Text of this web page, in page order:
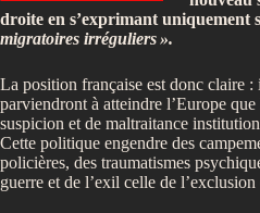
droite en s’exprimant uniquement
migratoires irréguliers».
La position française est donc claire
parviendront à atteindre l’Europe
suspicion et de maltraitance
Cette politique engendre des
policières, des traumatismes
guerre et de l’exil celle de l’exclusion